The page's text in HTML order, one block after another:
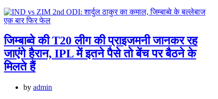
जिम्बाब्वे की T20 लीग की प्राइजमनी जानकर रह
जाएंगे हैरान, IPL में इतने पैसे तो बेंच पर बैठने के
मिलते हैं
by admin